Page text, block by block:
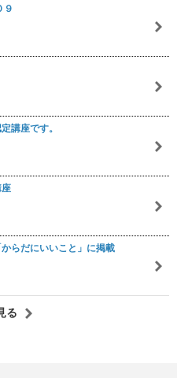
９
講座です。
らだにいいこと」に掲載
る